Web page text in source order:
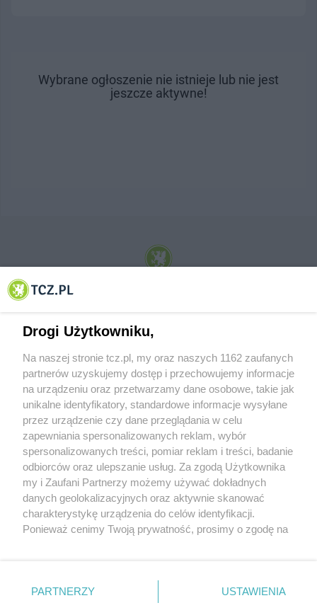
Wybrane ogłoszenie nie istnieje lub nie jest
jeszcze aktywne!
© 2001-2026 Tczew - TCZ.PL Sp. z o.o. Internetowy Serwis Informacyjny Miasta
O FIRMIE POLITYKA PRYWATNOŚCI HOSTING
REKLAMA WSPÓŁPRACA RSS FACEBOOK KONTAKT
Nasze serwisy
Aktualności
Tcz24
Historia miasta
Muzyka i kultura
Archiwum wydarzeń
Zdjęcia miasta
Drogi Użytkowniku,
Na naszej stronie tcz.pl, my oraz naszych 1162 zaufanych
partnerów uzyskujemy dostęp i przechowujemy informacje
na urządzeniu oraz przetwarzamy dane osobowe, takie jak
unikalne identyfikatory, standardowe informacje wysyłane
przez urządzenie czy dane przeglądania w celu
zapewniania spersonalizowanych reklam, wybór
spersonalizowanych treści, pomiar reklam i treści, badanie
odbiorców oraz ulepszanie usług. Za zgodą Użytkownika
my i Zaufani Partnerzy możemy używać dokładnych
danych geolokalizacyjnych oraz aktywnie skanować
charakterystykę urządzenia do celów identyfikacji.
Ponieważ cenimy Twoją prywatność, prosimy o zgodę na
znajdujący się w lewym dolnym rogu strony
. Niektóre
PARTNERZY USTAWIENIA